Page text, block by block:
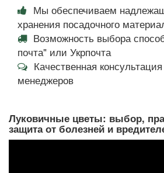
Мы обеспечиваем
хранения посадочного
Возможность выбора
почта" или Укрпочта
Качественная
менеджеров
Луковичные цветы: выбор,
защита от болезней и